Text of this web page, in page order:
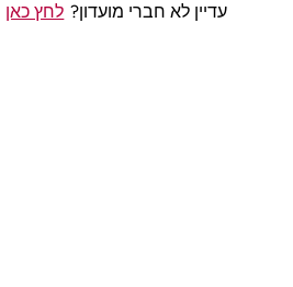
עדיין לא חברי מועדון? לחץ כאן